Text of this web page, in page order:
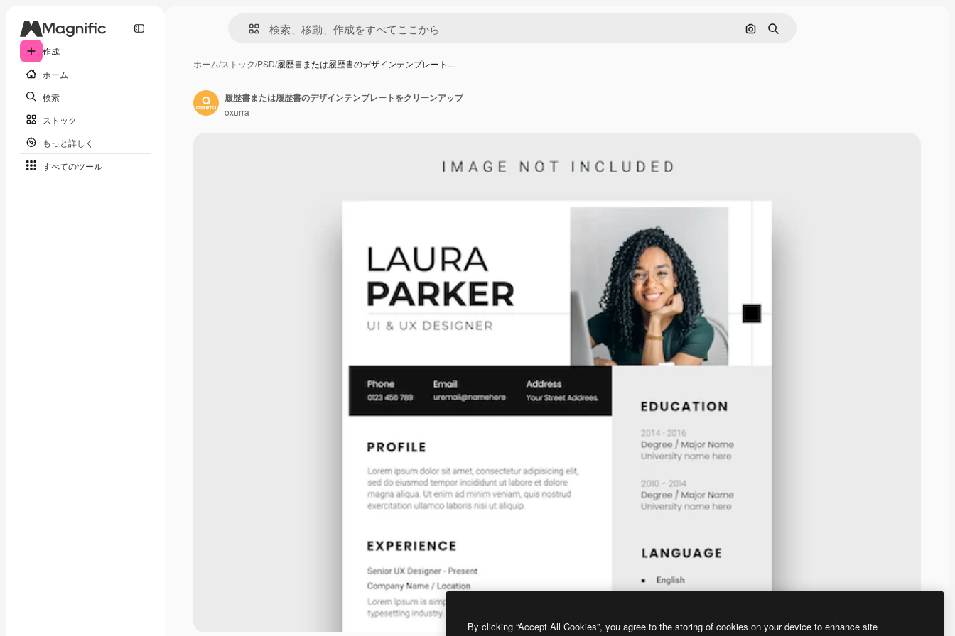
作成
ホーム
検索
ストック
もっと詳しく
すべてのツール
画像で検索
検索
ホーム/ストック/PSD/履歴書または履歴書のデザインテンプレート…
履歴書または履歴書のデザインテンプレートをクリーンアップ
oxurra
By clicking “Accept All Cookies”, you agree to the storing of cookies on your device to enhance site